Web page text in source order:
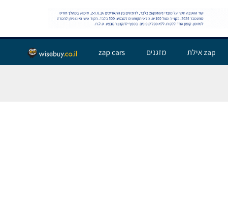
שלום אורח,
התחבר
zap אילת מזגנים zap cars